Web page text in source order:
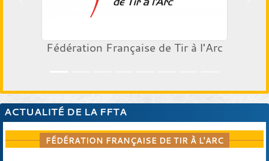
Fédération Française de Tir à l'Arc
ACTUALITÉ DE LA FFTA
FÉDÉRATION FRANÇAISE DE TIR À L'ARC